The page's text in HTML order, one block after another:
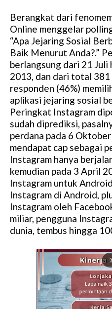
Berangkat dari
Online menggelar
“Apa Jejaring Sosial
Baik Menurut Anda?.”
berlangsung dari 21 Juli
2013, dan dari total
responden (46%)
aplikasi jejaring sosial
Peringkat Instagram
sudah diprediksi,
perdana pada 6
mendapat cap sebagai
Instagram hanya
kemudian pada 3 April
Instagram untuk
Instagram di Android,
Instagram oleh
miliar, pengguna
dunia, tembus hingga